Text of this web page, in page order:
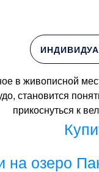
в живописной
становится
прикоснуться к
на озеро